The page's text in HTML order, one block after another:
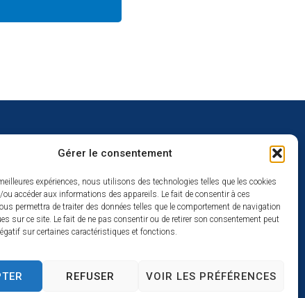
Gérer le consentement
expériences, nous utilisons des technologies telles que les cookies
ou accéder aux informations des appareils. Le fait de consentir à ces
permettra de traiter des données telles que le comportement de navigation
sur ce site. Le fait de ne pas consentir ou de retirer son consentement peut
sur certaines caractéristiques et fonctions.
REFUSER VOIR LES PRÉFÉRENCES
: